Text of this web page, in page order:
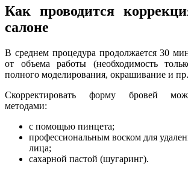
Как проводится
салоне
В среднем процедура продолжается 30
от объема работы (необходимость
полного моделирования, окрашивание и
Скорректировать форму бровей
методами:
с помощью пинцета;
профессиональным воском для
лица;
сахарной пастой (шугаринг).